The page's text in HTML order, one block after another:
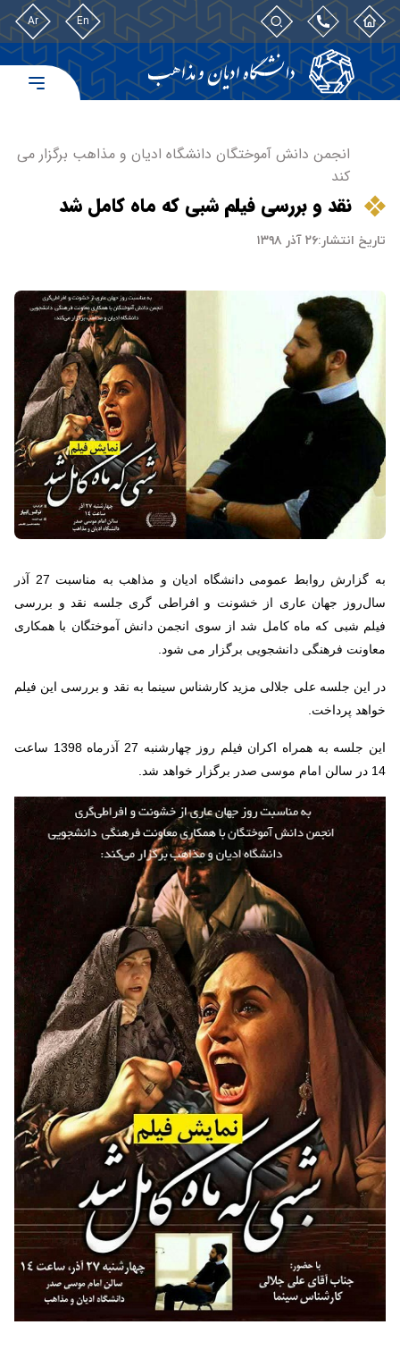
En
Ar
انجمن دانش آموختگان دانشگاه ادیان و مذاهب برگزار می
کند
نقد و بررسی فیلم شبی که ماه کامل شد
تاریخ انتشار:۲۶ آذر ۱۳۹۸
به گزارش روابط عمومی دانشگاه ادیان و مذاهب به مناسبت 27 آذر
سال‌روز جهان عاری از خشونت و افراطی گری جلسه نقد و بررسی
فیلم شبی که ماه کامل شد از سوی انجمن دانش آموختگان با همکاری
معاونت فرهنگی دانشجویی برگزار می شود.
در این جلسه علی جلالی مزید کارشناس سینما به نقد و بررسی این فیلم
خواهد پرداخت.
این جلسه به همراه اکران فیلم روز چهارشنبه 27 آذرماه 1398 ساعت
14 در سالن امام موسی صدر برگزار خواهد شد.